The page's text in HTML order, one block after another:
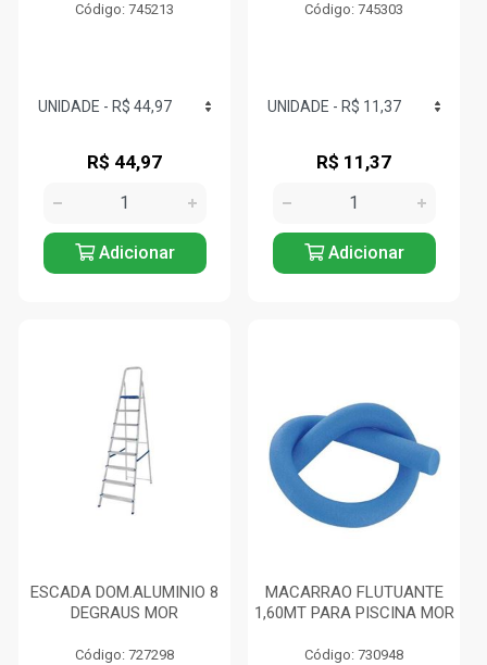
Código: 745213
R$ 44,97
Adicionar
Código: 745303
R$ 11,37
Adicionar
ESCADA DOM.ALUMINIO 8
DEGRAUS MOR
Código: 727298
MACARRAO FLUTUANTE
1,60MT PARA PISCINA MOR
Código: 730948